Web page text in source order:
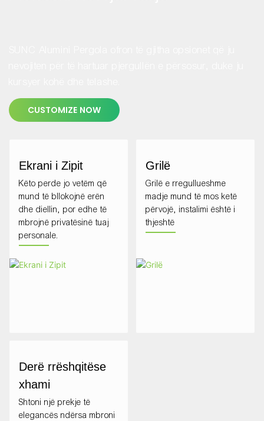
CUSTOMIZE NOW
Ekrani i Zipit
Këto perde jo vetëm që
mund të bllokojnë erën
dhe diellin, por edhe të
mbrojnë privatësinë tuaj
personale.
Grilë
Grilë e rregullueshme
madje mund të mos ketë
përvojë, instalimi është i
thjeshtë
Derë rrëshqitëse
xhami
Shtoni një prekje të
elegancës ndërsa mbroni